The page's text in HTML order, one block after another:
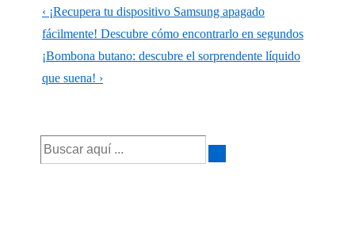
Navegación
de
entradas
La
entrada
anterior
es
‹ ¡Recupera tu dispositivo Samsung apagado
fácilmente! Descubre cómo encontrarlo en segundos
La
entrada
¡Bombona butano: descubre el sorprendente líquido
que suena! ›
Buscar
por: